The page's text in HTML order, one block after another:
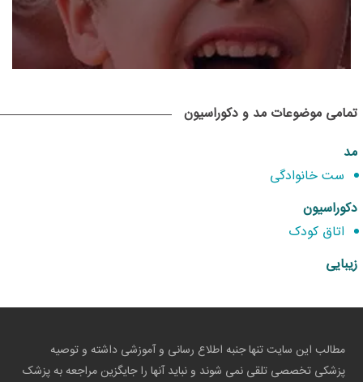
تمامی موضوعات مد و دکوراسیون
مد
ست خانوادگی
دکوراسیون
اتاق کودک
زیبایی
مطالب این سایت تنها جنبه اطلاع رسانی و آموزشی داشته و توصیه
پزشکی تخصصی تلقی نمی شوند و نباید آنها را جایگزین مراجعه به پزشک